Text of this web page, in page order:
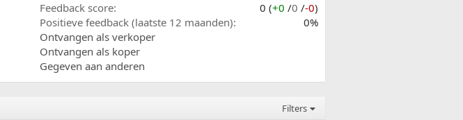
Feedback score 0 (+0 /0 /-0)
Positieve feedback (laatste 12 maanden)
0%
Ontvangen als verkoper
Ontvangen als koper
Gegeven aan anderen
Filters